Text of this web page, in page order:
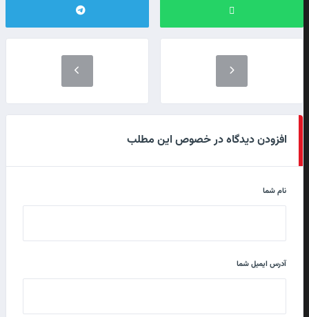
افزودن دیدگاه در خصوص این مطلب
نام شما
آدرس ایمیل شما